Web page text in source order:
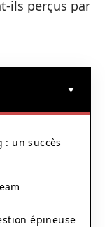
ils perçus par
: un succès
épineuse